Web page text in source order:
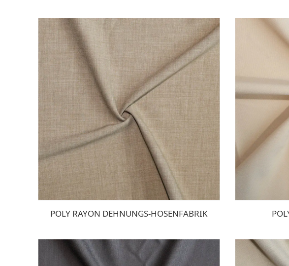
POLY RAYON DEHNUNGS-HOSENFABRIK